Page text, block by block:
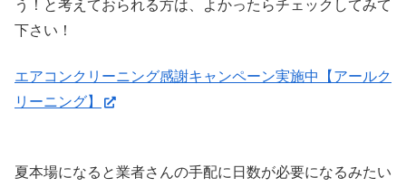
う！と考えておられる方は、よかったらチェックしてみて
下さい！
エアコンクリーニング感謝キャンペーン実施中【アールク
リーニング】
夏本場になると業者さんの手配に日数が必要になるみたい